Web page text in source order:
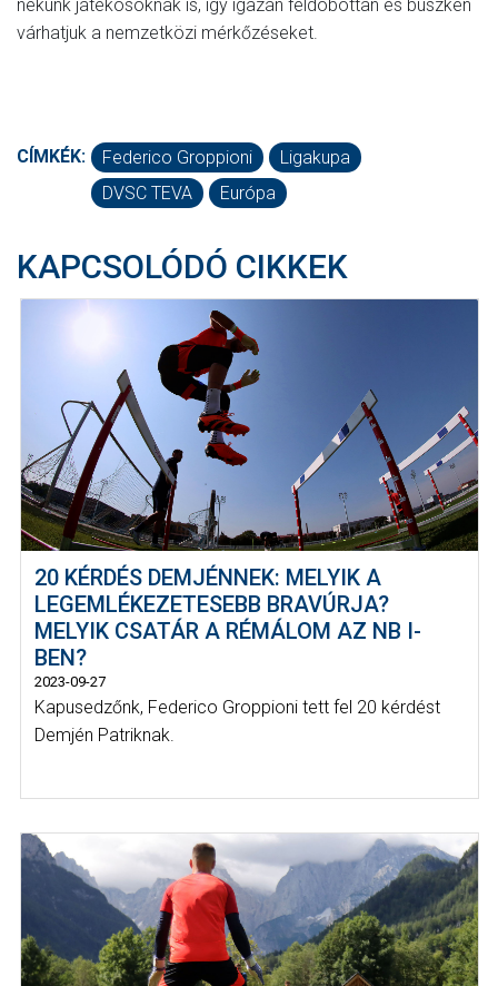
nekünk játékosoknak is, így igazán feldobottan és büszkén
várhatjuk a nemzetközi mérkőzéseket.
CÍMKÉK: Federico Groppioni
Ligakupa
DVSC TEVA
Európa
KAPCSOLÓDÓ CIKKEK
20 KÉRDÉS DEMJÉNNEK: MELYIK A
LEGEMLÉKEZETESEBB BRAVÚRJA?
MELYIK CSATÁR A RÉMÁLOM AZ NB I-
BEN?
2023-09-27
Kapusedzőnk, Federico Groppioni tett fel 20 kérdést
Demjén Patriknak.